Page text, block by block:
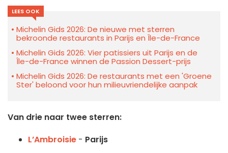
LEES OOK
Michelin Gids 2026: De nieuwe met sterren
bekroonde restaurants in Parijs en Île-de-France
Michelin Gids 2026: Vier patissiers uit Parijs en de
Île-de-France winnen de Passion Dessert-prijs
Michelin Gids 2026: De restaurants met een 'Groene
Ster' beloond voor hun milieuvriendelijke aanpak
Van drie naar twee sterren:
L’Ambroisie - Parijs